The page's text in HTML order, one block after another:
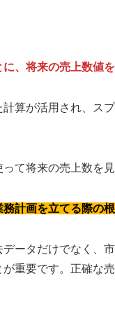
、将来の売上数値
算が活用され、ス
て将来の売上数を
計画を立てる際の
ータだけでなく、
重要です。正確な